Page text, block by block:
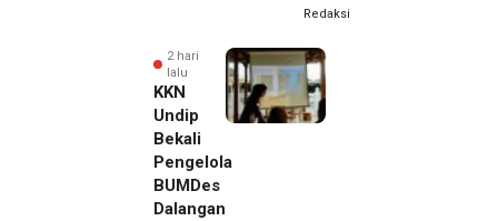
Redaksi
2 hari
lalu
KKN
Undip
Bekali
Pengelola
BUMDes
Dalangan